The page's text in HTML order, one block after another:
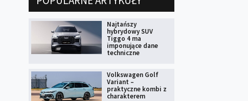
Najtańszy
hybrydowy SUV
Tiggo 4 ma
imponujące dane
techniczne
Volkswagen Golf
Variant –
praktyczne kombi z
charakterem